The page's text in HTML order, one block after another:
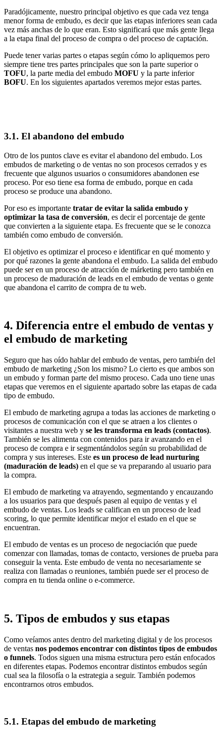
Paradójicamente, nuestro principal objetivo es que cada vez tenga
menor forma de embudo, es decir que las etapas inferiores sean cada
vez más anchas de lo que eran. Esto significará que más gente llega
a la etapa final del proceso de compra o del proceso de captación.
Puede tener varias partes o etapas según cómo lo apliquemos pero
siempre tiene tres partes principales que son la parte superior o
TOFU, la parte media del embudo MOFU y la parte inferior
BOFU. En los siguientes apartados veremos mejor estas partes.
3.1. El abandono del embudo
Otro de los puntos clave es evitar el abandono del embudo. Los
embudos de marketing o de ventas no son procesos cerrados y es
frecuente que algunos usuarios o consumidores abandonen ese
proceso. Por eso tiene esa forma de embudo, porque en cada
proceso se produce una abandono.
Por eso es importante tratar de evitar la salida embudo y
optimizar la tasa de conversión, es decir el porcentaje de gente
que convierten a la siguiente etapa. Es frecuente que se le conozca
también como embudo de conversión.
El objetivo es optimizar el proceso e identificar en qué momento y
por qué razones la gente abandona el embudo. La salida del embudo
puede ser en un proceso de atracción de márketing pero también en
un proceso de maduración de leads en el embudo de ventas o gente
que abandona el carrito de compra de tu web.
4. Diferencia entre el embudo de ventas y
el embudo de marketing
Seguro que has oído hablar del embudo de ventas, pero también del
embudo de marketing ¿Son los mismo? Lo cierto es que ambos son
un embudo y forman parte del mismo proceso. Cada uno tiene unas
etapas que veremos en el siguiente apartado sobre las etapas de cada
tipo de embudo.
El embudo de marketing agrupa a todas las acciones de marketing o
procesos de comunicación con el que se atraen a los clientes o
visitantes a nuestra web y se les transforma en leads (contactos).
También se les alimenta con contenidos para ir avanzando en el
proceso de compra e ir segmentándolos según su probabilidad de
compra y sus intereses. Este es un proceso de lead nurturing
(maduración de leads) en el que se va preparando al usuario para
la compra.
El embudo de marketing va atrayendo, segmentando y encauzando
a los usuarios para que después pasen al equipo de ventas y el
embudo de ventas. Los leads se califican en un proceso de lead
scoring, lo que permite identificar mejor el estado en el que se
encuentran.
El embudo de ventas es un proceso de negociación que puede
comenzar con llamadas, tomas de contacto, versiones de prueba para
conseguir la venta. Este embudo de venta no necesariamente se
realiza con llamadas o reuniones, también puede ser el proceso de
compra en tu tienda online o e-commerce.
5. Tipos de embudos y sus etapas
Como veíamos antes dentro del marketing digital y de los procesos
de ventas nos podemos encontrar con distintos tipos de embudos
o funnels. Todos siguen una misma estructura pero están enfocados
en diferentes etapas. Podemos encontrar distintos embudos según
cual sea la filosofía o la estrategia a seguir. También podemos
encontrarnos otros embudos.
5.1. Etapas del embudo de marketing